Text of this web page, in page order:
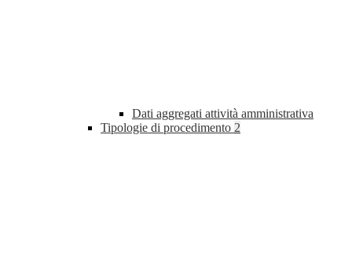
Dati aggregati attività amministrativa
Tipologie di procedimento 2